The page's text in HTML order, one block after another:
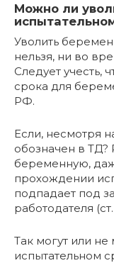
Можно ли
Уволить
нельзя, ни во
Следует учесть,
срока для
РФ.
Если, несмотря
обозначен в ТД?
беременную,
прохождении
подпадает под
работодателя
Так могут или
испытательном